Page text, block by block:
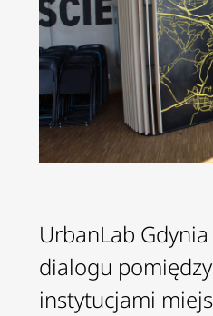
UrbanLab
dialogu
instytucjami